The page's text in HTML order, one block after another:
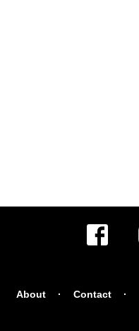
About Contact